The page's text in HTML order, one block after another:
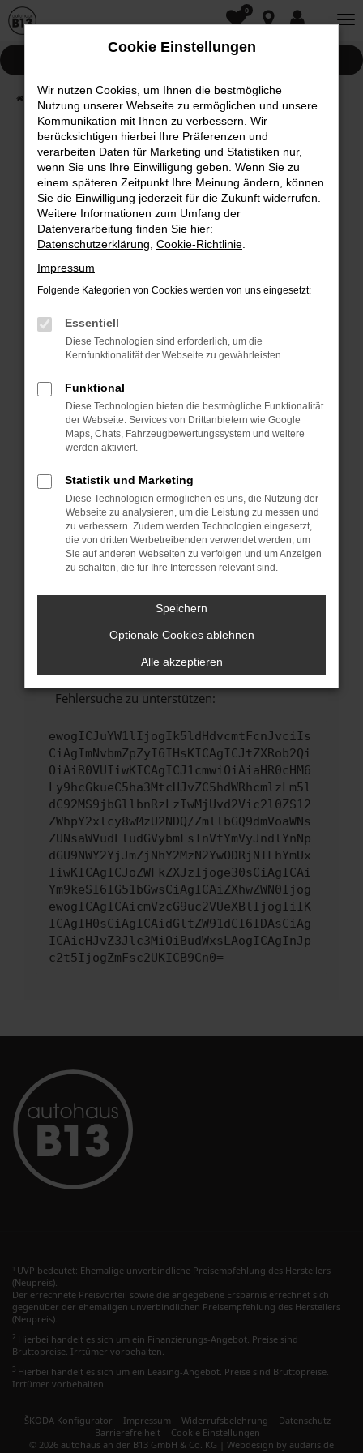
Zum
0
Fahrzeugwelt
Fehler: Network Error
Beim Laden ist ein Fehler aufgetreten.
Hier sind ein paar Tipps, die dir helfen können:
Überprüfe deine Firewall und deine
Internetverbindung.
Laden andere Webseiten, zum Beispiel deine
Manche Erweiterungen, wie Werbeblocker,
können das Laden bestimmter Seiten
verhindern. Funktioniert die Seite in einem
Fenster?
Starte dein Gerät neu.
Das kann manchmal helfen, vorübergehende
Probleme zu beheben.
Stelle sicher, dass dein Browser und dein
Betriebssystem auf dem neuesten Stand
sind.
Veraltete Software birgt nicht nur ein
Sicherheitsrisiko, sondern kann auch dazu
führen, dass bestimmte Funktionen nicht mehr
Wende dich an den Webseitenbetreiber.
hast, kontaktiere uns bitte. Wir werden
versuchen, das Problem zu beheben. Du kannst
uns diesen Text schicken, um uns bei der
Fehlersuche zu unterstützen:
ewogICJuYW1lIjogIk5ldHdvcmtFcnJvciIs
CiAgImNvbmZpZyI6IHsKICAgICJtZXRob2Qi
OiAiR0VUIiwKICAgICJ1cmwiOiAiaHR0cHM6
Ly9hcGkueC5ha3MtcHJvZC5hdWRhcmlzLm5l
dC92MS9jbGllbnRzLzIwMjUvd2Vic2l0ZS12
ZWhpY2xlcy8wMzU2NDQ/ZmllbGQ9dmVoaWNs
ZUNsaWVudEludGVybmFsTnVtYmVyJndlYnNp
dGU9NWY2YjJmZjNhY2MzN2YwODRjNTFhYmUx
IiwKICAgICJoZWFkZXJzIjoge30sCiAgICAi
Ym9keSI6IG51bGwsCiAgICAiZXhwZWN0Ijog
ewogICAgICAicmVzcG9uc2VUeXBlIjogIiIK
ICAgIH0sCiAgICAidGltZW91dCI6IDAsCiAg
ICAicHJvZ3Jlc3MiOiBudWxsLAogICAgInJp
c2t5IjogZmFsc2UKICB9Cn0=
1 UVP bedeutet: Ehemalige unverbindliche Preisempfehlung des Herstellers
(Neupreis).
Der errechnete Preisvorteil sowie die angegebene Ersparnis errechnet sich
gegenüber der ehemaligen unverbindlichen Preisempfehlung des Herstellers
(Neupreis).
2 Hierbei handelt es sich um ein Finanzierungs-Angebot. Preise sind
Bruttopreise. Irrtümer vorbehalten.
3 Hierbei handelt es sich um ein Leasing-Angebot. Preise sind Bruttopreise.
Irrtümer vorbehalten.
ŠKODA Konfigurator Impressum Widerrufsbelehrung
Datenschutz
Barrierefreiheit
Cookie Einstellungen
© 2026 autohaus an der B13 GmbH & Co. KG | Webdesign by audaris.de
Cookie Einstellungen
Wir nutzen Cookies, um Ihnen die bestmögliche
Nutzung unserer Webseite zu ermöglichen und unsere
Kommunikation mit Ihnen zu verbessern. Wir
berücksichtigen hierbei Ihre Präferenzen und
verarbeiten Daten für Marketing und Statistiken nur,
wenn Sie uns Ihre Einwilligung geben. Wenn Sie zu
einem späteren Zeitpunkt Ihre Meinung ändern, können
Sie die Einwilligung jederzeit für die Zukunft widerrufen.
Weitere Informationen zum Umfang der
Datenverarbeitung finden Sie hier:
Datenschutzerklärung Cookie-Richtlinie
Impressum
Folgende Kategorien von Cookies werden von uns eingesetzt:
Essentiell
Diese Technologien sind erforderlich, um die
Kernfunktionalität der Webseite zu gewährleisten.
Funktional
Diese Technologien bieten die bestmögliche Funktionalität
der Webseite. Services von Drittanbietern wie Google
Maps, Chats, Fahrzeugbewertungssystem und weitere
werden aktiviert.
Statistik und Marketing
Diese Technologien ermöglichen es uns, die Nutzung der
Webseite zu analysieren, um die Leistung zu messen und
zu verbessern. Zudem werden Technologien eingesetzt,
die von dritten Werbetreibenden verwendet werden, um
Sie auf anderen Webseiten zu verfolgen und um Anzeigen
zu schalten, die für Ihre Interessen relevant sind.
Speichern
Optionale Cookies ablehnen
Alle akzeptieren